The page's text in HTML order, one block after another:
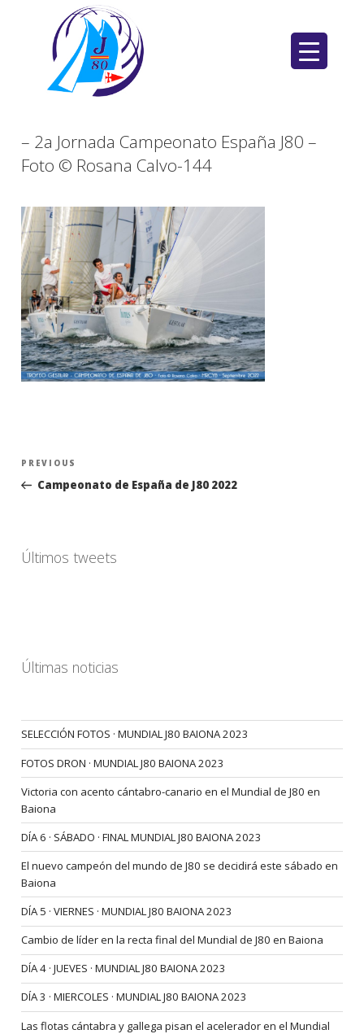
– 2a Jornada Campeonato España J80 –
Foto © Rosana Calvo-144
Navegación
entradas
Previous
Post
PREVIOUS
Campeonato de España de J80 2022
Últimos tweets
Últimas noticias
SELECCIÓN FOTOS · MUNDIAL J80 BAIONA 2023
FOTOS DRON · MUNDIAL J80 BAIONA 2023
Victoria con acento cántabro-canario en el Mundial de J80 en
Baiona
DÍA 6 · SÁBADO · FINAL MUNDIAL J80 BAIONA 2023
El nuevo campeón del mundo de J80 se decidirá este sábado en
Baiona
DÍA 5 · VIERNES · MUNDIAL J80 BAIONA 2023
Cambio de líder en la recta final del Mundial de J80 en Baiona
DÍA 4 · JUEVES · MUNDIAL J80 BAIONA 2023
DÍA 3 · MIERCOLES · MUNDIAL J80 BAIONA 2023
Las flotas cántabra y gallega pisan el acelerador en el Mundial